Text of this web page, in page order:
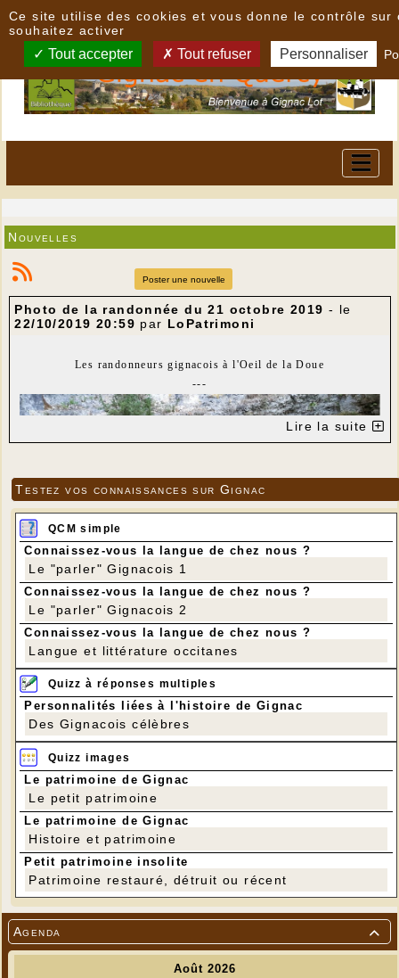

Agenda
Nouvelles
Poster une nouvelle
Photo de la randonnée du 21 octobre 2019 - le
22/10/2019 20:59 par LoPatrimoni
Les randonneurs gignacois à l'Oeil de la Doue
---
Photo Jean-Pierre GAILLARD
Lire la suite
Testez vos connaissances sur Gignac
QCM simple
Connaissez-vous la langue de chez nous ?
Le "parler" Gignacois 1
Connaissez-vous la langue de chez nous ?
Le "parler" Gignacois 2
Connaissez-vous la langue de chez nous ?
Langue et littérature occitanes
Quizz à réponses multiples
Personnalités liées à l'histoire de Gignac
Des Gignacois célèbres
Quizz images
Le patrimoine de Gignac
Le petit patrimoine
Le patrimoine de Gignac
Histoire et patrimoine
Petit patrimoine insolite
Patrimoine restauré, détruit ou récent
Ce site utilise des cookies et vous donne le contrôle sur
souhaitez activer
Tout accepter Tout refuser Personnaliser